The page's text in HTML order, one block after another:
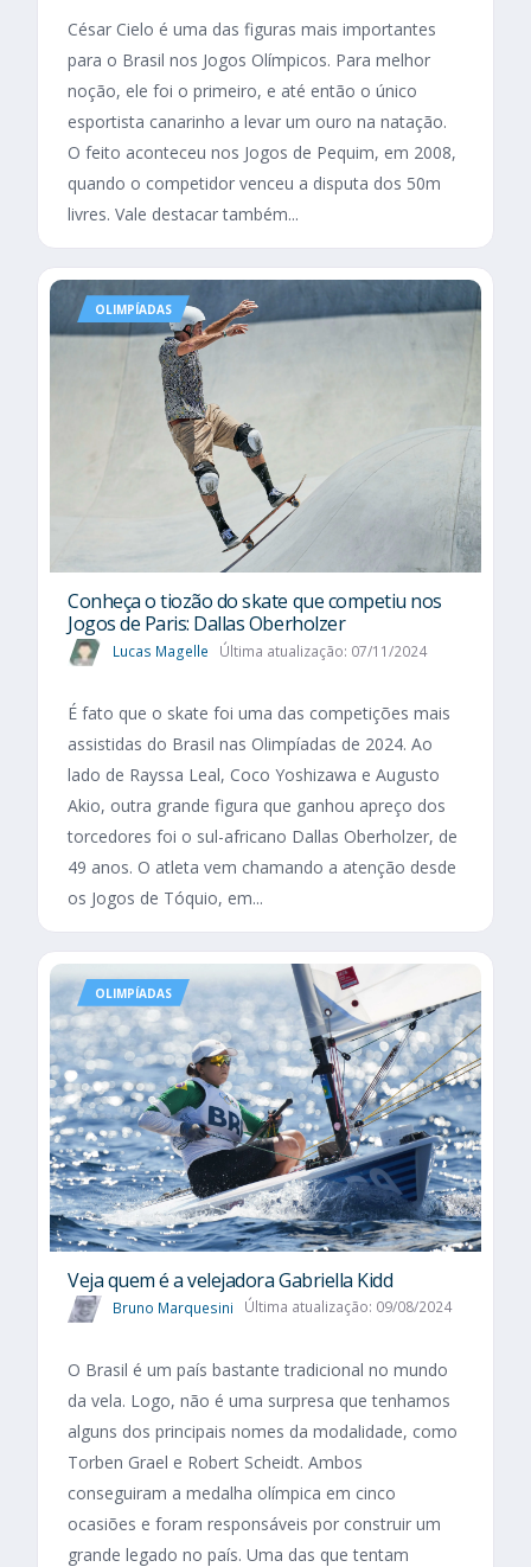
César Cielo é uma das figuras mais importantes
para o Brasil nos Jogos Olímpicos. Para melhor
noção, ele foi o primeiro, e até então o único
esportista canarinho a levar um ouro na natação.
O feito aconteceu nos Jogos de Pequim, em 2008,
quando o competidor venceu a disputa dos 50m
livres. Vale destacar também...
OLIMPÍADAS
Conheça o tiozão do skate que competiu nos
Jogos de Paris: Dallas Oberholzer
Lucas Magelle Última atualização: 07/11/2024
É fato que o skate foi uma das competições mais
assistidas do Brasil nas Olimpíadas de 2024. Ao
lado de Rayssa Leal, Coco Yoshizawa e Augusto
Akio, outra grande figura que ganhou apreço dos
torcedores foi o sul-africano Dallas Oberholzer, de
49 anos. O atleta vem chamando a atenção desde
os Jogos de Tóquio, em...
OLIMPÍADAS
Veja quem é a velejadora Gabriella Kidd
Bruno Marquesini Última atualização: 09/08/2024
O Brasil é um país bastante tradicional no mundo
da vela. Logo, não é uma surpresa que tenhamos
alguns dos principais nomes da modalidade, como
Torben Grael e Robert Scheidt. Ambos
conseguiram a medalha olímpica em cinco
ocasiões e foram responsáveis por construir um
grande legado no país. Uma das que tentam